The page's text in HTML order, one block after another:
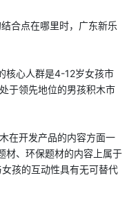
合点在哪里时，广东新乐
核心人群是4-12岁女孩市
于领先地位的男孩积木市
在开发产品的内容方面一
材、环保题材的内容上属于
孩的互动性具有无可替代